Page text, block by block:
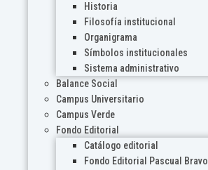
Historia
Filosofía institucional
Organigrama
Símbolos institucionales
Sistema administrativo
Balance Social
Campus Universitario
Campus Verde
Fondo Editorial
Catálogo editorial
Fondo Editorial Pascual Bravo